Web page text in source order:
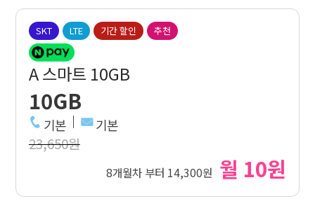
SKT LTE 기간 할인 추천
A 스마트 10GB
10GB
기본 기본
23,650원
8개월차 부터 14,300원 월 10원